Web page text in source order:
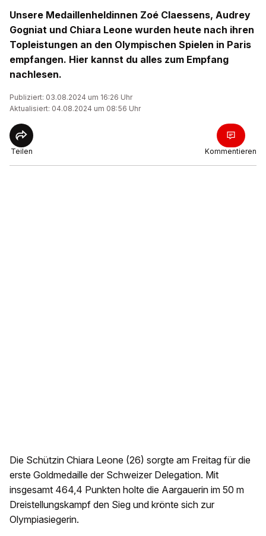
Unsere Medaillenheldinnen Zoé Claessens, Audrey
Gogniat und Chiara Leone wurden heute nach ihren
Topleistungen an den Olympischen Spielen in Paris
empfangen. Hier kannst du alles zum Empfang
nachlesen.
Publiziert: 03.08.2024 um 16:26 Uhr
Aktualisiert: 04.08.2024 um 08:56 Uhr
Teilen Kommentieren
Die Schützin Chiara Leone (26) sorgte am Freitag für die
erste Goldmedaille der Schweizer Delegation. Mit
insgesamt 464,4 Punkten holte die Aargauerin im 50 m
Dreistellungskampf den Sieg und krönte sich zur
Olympiasiegerin.